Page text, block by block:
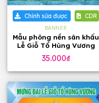
Chỉnh sửa được CDR
BANNER
Mẫu phông nền sân khấu
Lễ Giỗ Tổ Hùng Vương
10 tháng 3
35.000₫